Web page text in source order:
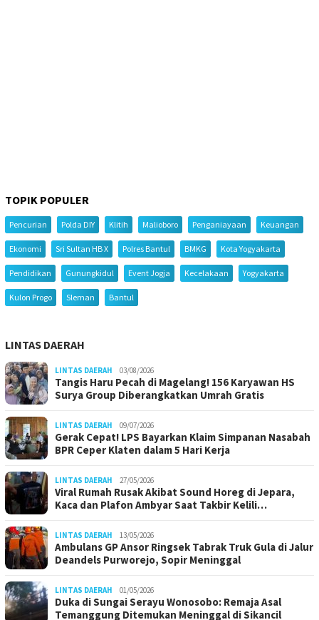
TOPIK POPULER
Pencurian Polda DIY Klitih Malioboro Penganiayaan Keuangan
Ekonomi Sri Sultan HB X Polres Bantul BMKG Kota Yogyakarta
Pendidikan Gunungkidul Event Jogja Kecelakaan Yogyakarta
Kulon Progo Sleman Bantul
LINTAS DAERAH
LINTAS DAERAH 03/08/2026
Tangis Haru Pecah di Magelang! 156 Karyawan HS
Surya Group Diberangkatkan Umrah Gratis
LINTAS DAERAH 09/07/2026
Gerak Cepat! LPS Bayarkan Klaim Simpanan Nasabah
BPR Ceper Klaten dalam 5 Hari Kerja
LINTAS DAERAH 27/05/2026
Viral Rumah Rusak Akibat Sound Horeg di Jepara,
Kaca dan Plafon Ambyar Saat Takbir Kelili…
LINTAS DAERAH 13/05/2026
Ambulans GP Ansor Ringsek Tabrak Truk Gula di Jalur
Deandels Purworejo, Sopir Meninggal
LINTAS DAERAH 01/05/2026
Duka di Sungai Serayu Wonosobo: Remaja Asal
Temanggung Ditemukan Meninggal di Sikancil